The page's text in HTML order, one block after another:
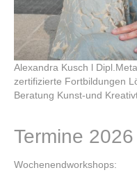
Alexandra Kusch l
zertifizierte Fortbildungen
Beratung Kunst-und
Termine 2026
Wochenendworkshops: